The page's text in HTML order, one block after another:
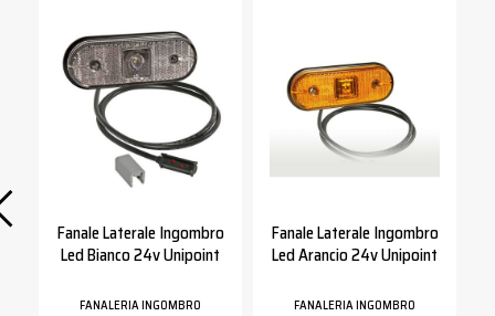
Fanale Laterale Ingombro
Led Bianco 24v Unipoint
FANALERIA INGOMBRO
Fanale Laterale Ingombro
Led Arancio 24v Unipoint
FANALERIA INGOMBRO